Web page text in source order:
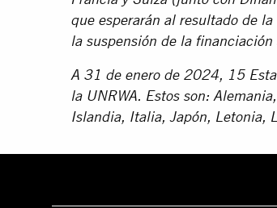
que esperarán al resultado de
la suspensión de la financiación
A 31 de enero de 2024, 15
la UNRWA. Estos son:
Islandia, Italia, Japón, Letonia,